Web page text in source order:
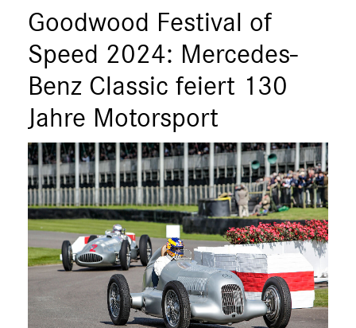
Vans
Marken & Produkte
MEDIA
ÜBER UNS
ANSPRECHPARTNER
Goodwood Festival of
Speed 2024: Mercedes-
Benz Classic feiert 130
Jahre Motorsport